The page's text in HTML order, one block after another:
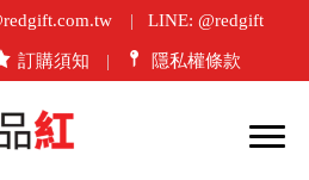
LINE: @redgift
訂購須知 隱私權條款